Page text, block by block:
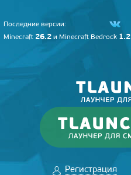
Последние версии:
Minecraft 26.2 и Minecraft Bedrock
Регистрация